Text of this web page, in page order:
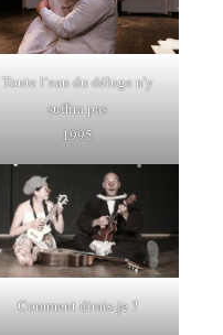
Toute l’eau du déluge n’y
suffira pas
1995
Comment dirais-je ?